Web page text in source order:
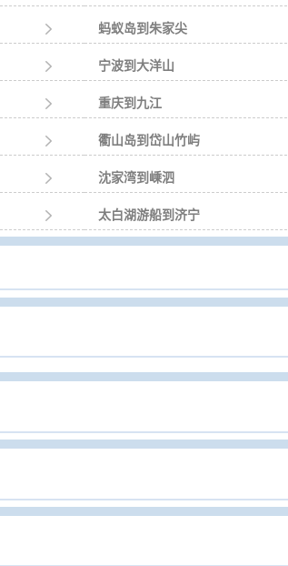
 蚂蚁岛到朱家尖
 宁波到大洋山
 重庆到九江
 衢山岛到岱山竹屿
 沈家湾到嵊泗
 太白湖游船到济宁